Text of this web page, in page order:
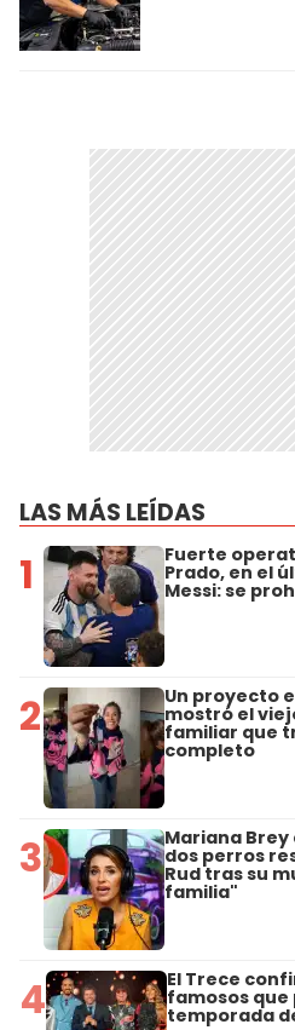
LAS MÁS LEÍDAS
1 Fuerte
Prado, en el
Messi: se
2 Un proyecto
mostró el
familiar que
completo
3 Mariana
dos perros
Rud tras su
familia"
4 El Trece
famosos
temporada